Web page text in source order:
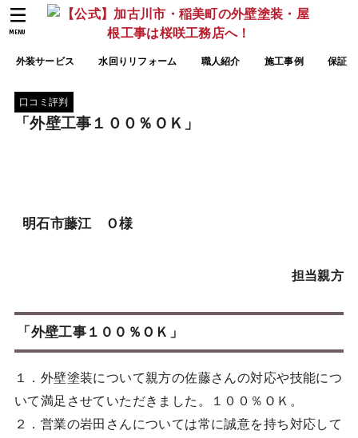
外装サービス 水回りリフォーム 職人紹介 施工事例 保証
MENU
口コミ評判
「外壁工事１００％ＯＫ」
明石市藤江 Ｏ様
担当親方
「外壁工事１００％ＯＫ」
１．外壁塗装について親方の佐藤さんの対応や技能につ
いて満足させていただきました。１００％ＯＫ。
２．営業の岩田さんについては常に誠意を持ち対応して